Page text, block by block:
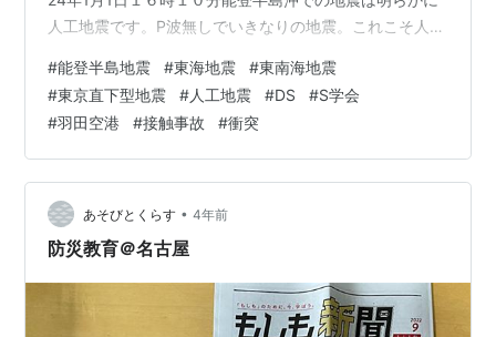
人工地震です。P波無しでいきなりの地震。これこそ人工
る。霊視調査では水爆が１１発も使用されたとか？また
今回のは実験で試しに色々な手法で試したそうです。一
発の水爆で広範囲に影響を与える実験。（２５年７月に
向けて）去年、２０２３年末に新潟の原発が再稼働する
情報が出ていて霊視捜査する予定でしたが・・・まさか
こんなに早く起こさ…
#能登半島地震 #東海地震 #東南海地震
#東京直下型地震 #人工地震 #DS #S学会
#羽田空港 #接触事故 #衝突
あそびとくらす • 4年前
防災教育＠名古屋